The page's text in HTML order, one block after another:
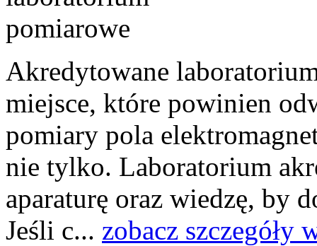
Akredytowane
miejsce, które powinien
pomiary pola
nie tylko. Laboratorium
aparaturę oraz wiedzę, by
Jeśli c... zobacz szczegóły